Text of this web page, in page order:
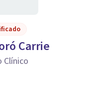
Carrie
Clínico